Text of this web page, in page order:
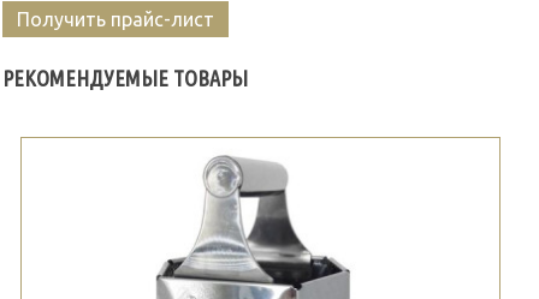
Получить прайс-лист
РЕКОМЕНДУЕМЫЕ ТОВАРЫ